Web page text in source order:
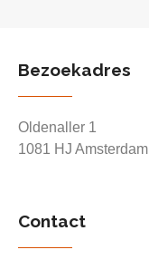
Bezoekadres
Oldenaller 1
1081 HJ Amsterdam
Contact